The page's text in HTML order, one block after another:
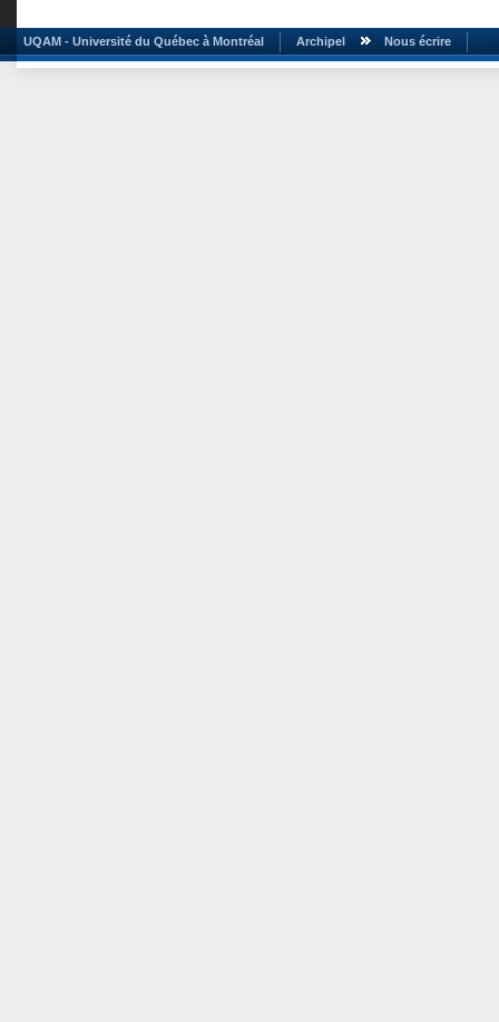
UQAM - Université du Québec à Montréal Archipel Nous écrire